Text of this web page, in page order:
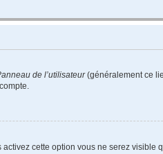
de l’utilisateur(généralement ce
activez cette option vous ne serez visible